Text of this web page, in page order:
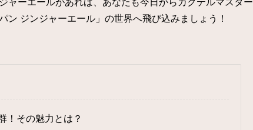
ジンジャーエール」の世界へ飛び込みましょう！
！その魅力とは？